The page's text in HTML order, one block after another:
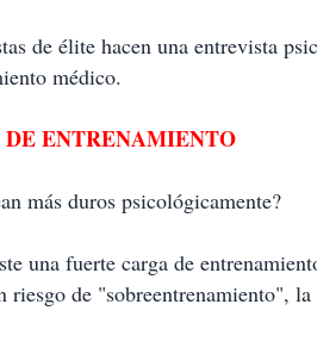
de élite hacen una entrevista
médico.
DE ENTRENAMIENTO
más duros psicológicamente?
una fuerte carga de
riesgo de "sobreentrenamiento",